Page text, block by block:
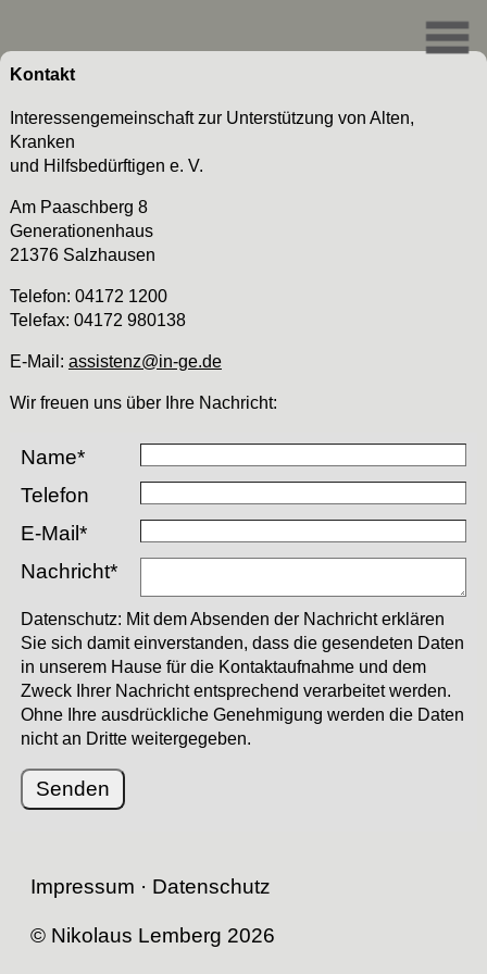
Kontakt
Interessengemeinschaft zur Unterstützung von Alten,
Kranken
und Hilfsbedürftigen e. V.
Am Paaschberg 8
Generationenhaus
21376 Salzhausen
Telefon: 04172 1200
Telefax: 04172 980138
E-Mail: assistenz@in-ge.de
Wir freuen uns über Ihre Nachricht:
Name*
Telefon
E-Mail*
Nachricht*
Datenschutz: Mit dem Absenden der Nachricht erklären
Sie sich damit einverstanden, dass die gesendeten Daten
in unserem Hause für die Kontaktaufnahme und dem
Zweck Ihrer Nachricht entsprechend verarbeitet werden.
Ohne Ihre ausdrückliche Genehmigung werden die Daten
nicht an Dritte weitergegeben.
Senden
Impressum · Datenschutz
© Nikolaus Lemberg 2026